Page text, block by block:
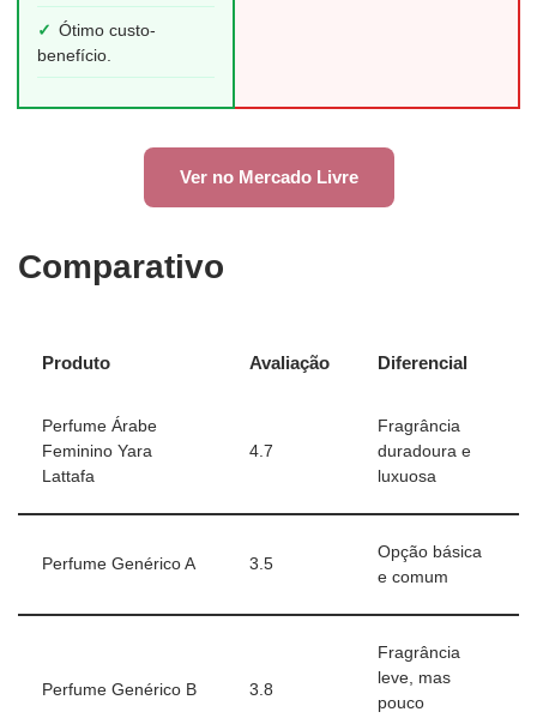
✓ Ótimo custo-
benefício.
Ver no Mercado Livre
Comparativo
Produto Avaliação Diferencial
Perfume Árabe
Feminino Yara
Lattafa
4.7
Fragrância
duradoura e
luxuosa
Perfume Genérico A 3.5
Opção básica
e comum
Perfume Genérico B 3.8
Fragrância
leve, mas
pouco